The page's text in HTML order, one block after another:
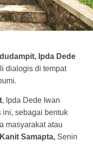
Ipda Dede
dialogis di tempat
, Ipda Dede Iwan
ini, sebagai bentuk
masyarakat atau
Kanit Samapta, Senin